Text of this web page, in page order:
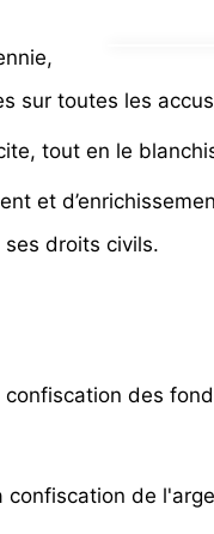
sur toutes les
tout en le
et
droits civils.
des
de